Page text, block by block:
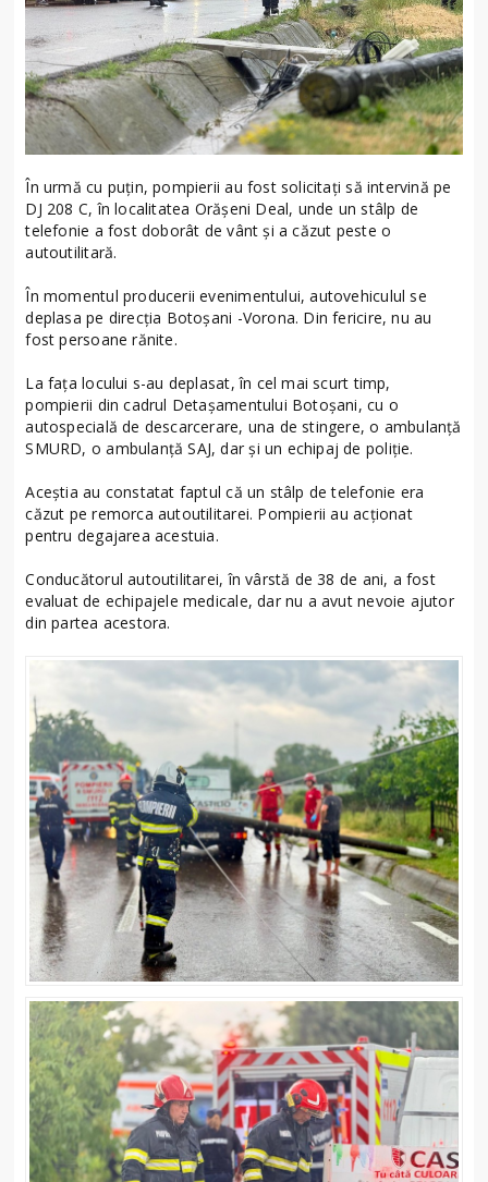
În urmă cu puțin, pompierii au fost solicitați să intervină pe
DJ 208 C, în localitatea Orășeni Deal, unde un stâlp de
telefonie a fost doborât de vânt și a căzut peste o
autoutilitară.
În momentul producerii evenimentului, autovehiculul se
deplasa pe direcția Botoșani -Vorona. Din fericire, nu au
fost persoane rănite.
La fața locului s-au deplasat, în cel mai scurt timp,
pompierii din cadrul Detașamentului Botoșani, cu o
autospecială de descarcerare, una de stingere, o ambulanță
SMURD, o ambulanță SAJ, dar și un echipaj de poliție.
Aceștia au constatat faptul că un stâlp de telefonie era
căzut pe remorca autoutilitarei. Pompierii au acționat
pentru degajarea acestuia.
Conducătorul autoutilitarei, în vârstă de 38 de ani, a fost
evaluat de echipajele medicale, dar nu a avut nevoie ajutor
din partea acestora.